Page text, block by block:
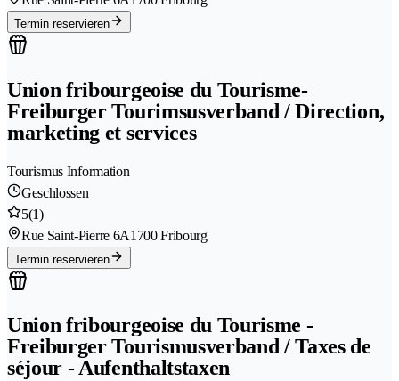
Termin reservieren
Union fribourgeoise du Tourisme-
Freiburger Tourimsusverband / Direction,
marketing et services
Tourismus Information
Geschlossen
5(1)
Rue Saint-Pierre 6A1700 Fribourg
Termin reservieren
Union fribourgeoise du Tourisme -
Freiburger Tourismusverband / Taxes de
séjour - Aufenthaltstaxen